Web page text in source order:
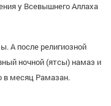
у Всевышнего Аллаха
А после религиозной
ночной (ятсы) намаз и
в месяц Рамазан.